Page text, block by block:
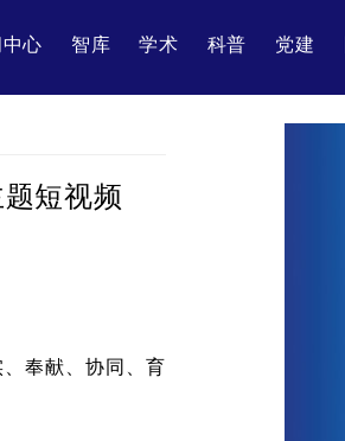
心 智库 学术 科普 党建
短视频
奉献、协同、育